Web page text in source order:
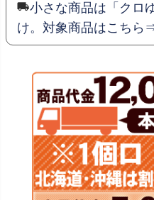
小さな商品は「クロ
け。対象商品はこちら